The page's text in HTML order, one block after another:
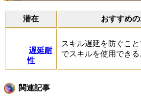
潜在 おすすめ
遅延耐
性
スキル遅延を防ぐこ
でスキルを使用できる
関連記事